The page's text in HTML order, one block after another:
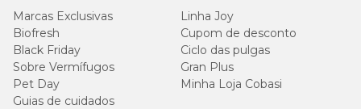
Marcas Exclusivas
Linha Joy
Biofresh
Cupom de desconto
Black Friday
Ciclo das pulgas
Sobre Vermífugos
Gran Plus
Pet Day
Minha Loja Cobasi
Guias de cuidados